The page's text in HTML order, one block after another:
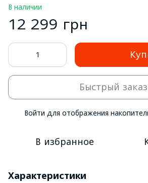
В наличии
12 299 грн
Быстрый заказ
Войти для отображения
В избранное
Характеристики